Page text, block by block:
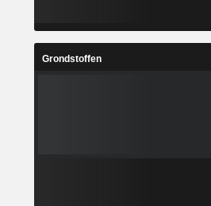
Grondstoffen